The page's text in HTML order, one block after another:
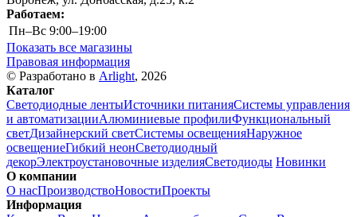
Работаем:
Пн–Вс 9:00–19:00
Показать все магазины
Правовая информация
© Разработано в Arlight, 2026
Каталог
Светодиодные лентыИсточники питанияСистемы управления
и автоматизацииАлюминиевые профилиФункциональный
светДизайнерский светСистемы освещенияНаружное
освещениеГибкий неонСветодиодный
декорЭлектроустановочные изделияСветодиоды Новинки
О компании
О насПроизводствоНовостиПроекты
Информация